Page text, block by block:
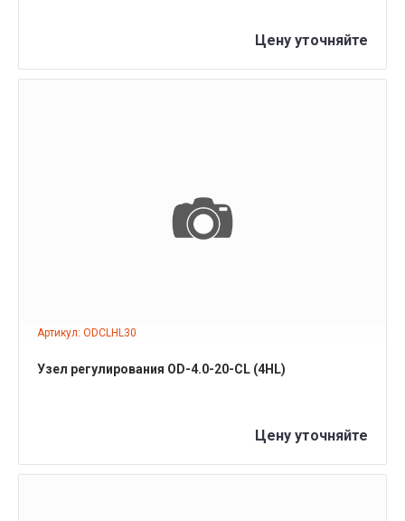
Цену уточняйте
Артикул: ODCLHL30
ПОДРОБНЕЕ
Узел регулирования OD-4.0-20-СL (4HL)
Цену уточняйте